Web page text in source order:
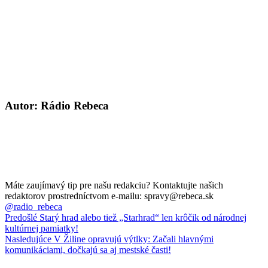
Autor: Rádio Rebeca
Máte zaujímavý tip pre našu redakciu? Kontaktujte našich
redaktorov prostredníctvom e-mailu: spravy@rebeca.sk
@radio_rebeca
Predošlé Starý hrad alebo tiež „Starhrad“ len krôčik od národnej
kultúrnej pamiatky!
Nasledujúce V Žiline opravujú výtlky: Začali hlavnými
komunikáciami, dočkajú sa aj mestské časti!